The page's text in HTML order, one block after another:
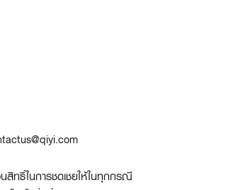
ทธิ์ในการชดเชยให้ในทุกกรณี